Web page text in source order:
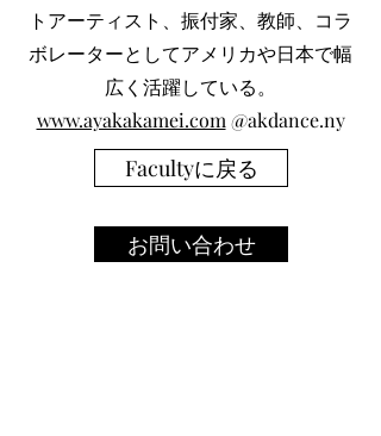
トアーティスト、振付家、教師、コラ
ボレーターとしてアメリカや日本で幅
広く活躍している。
www.ayakakamei.com @akdance.ny
Facultyに戻る
お問い合わせ